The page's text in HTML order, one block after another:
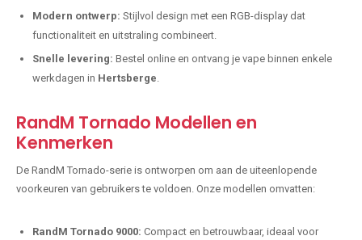
Modern ontwerp: Stijlvol design met een RGB-display dat
functionaliteit en uitstraling combineert.
Snelle levering: Bestel online en ontvang je vape binnen enkele
werkdagen in Hertsberge
RandM Tornado Modellen en
Kenmerken
De RandM Tornado-serie is ontworpen om aan de uiteenlopende
voorkeuren van gebruikers te voldoen. Onze modellen omvatten:
RandM Tornado 9000: Compact en betrouwbaar, ideaal voor